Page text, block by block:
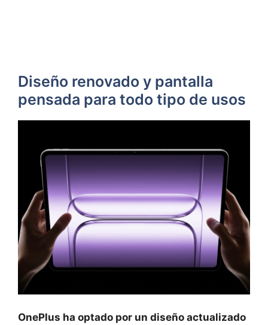
Diseño renovado y pantalla
pensada para todo tipo de usos
OnePlus ha optado por un diseño actualizado